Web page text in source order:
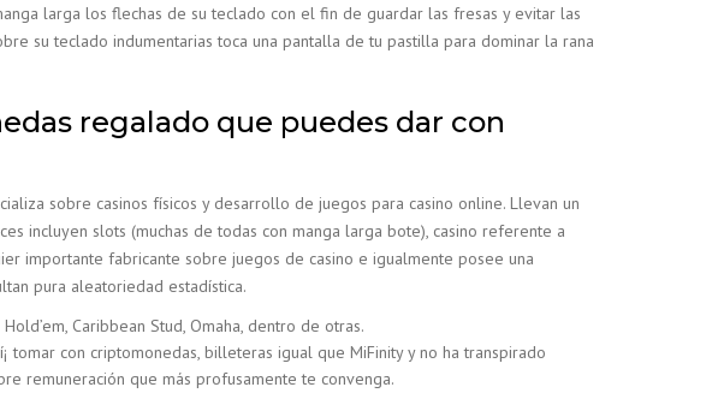
larga los flechas de su teclado con el fin de guardar las fresas y evitar las
su teclado indumentarias toca una pantalla de tu pastilla para dominar la rana
regalado que puedes dar con
sobre casinos físicos y desarrollo de juegos para casino online. Llevan un
incluyen slots (muchas de todas con manga larga bote), casino referente a
importante fabricante sobre juegos de casino e igualmente posee una
pura aleatoriedad estadística.
Caribbean Stud, Omaha, dentro de otras.
con criptomonedas, billeteras igual que MiFinity y no ha transpirado
remuneración que más profusamente te convenga.